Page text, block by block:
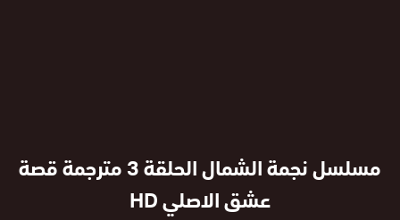
مسلسل نجمة الشمال الحلقة 3 مترجمة قصة
عشق الاصلي HD